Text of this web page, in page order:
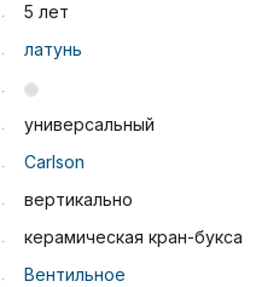
5 лет
латунь
универсальный
Carlson
вертикально
керамическая кран-букса
Вентильное